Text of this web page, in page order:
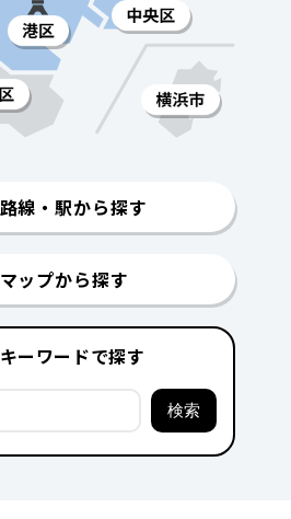
路線・駅から探す
マップから探す
キーワードで探す